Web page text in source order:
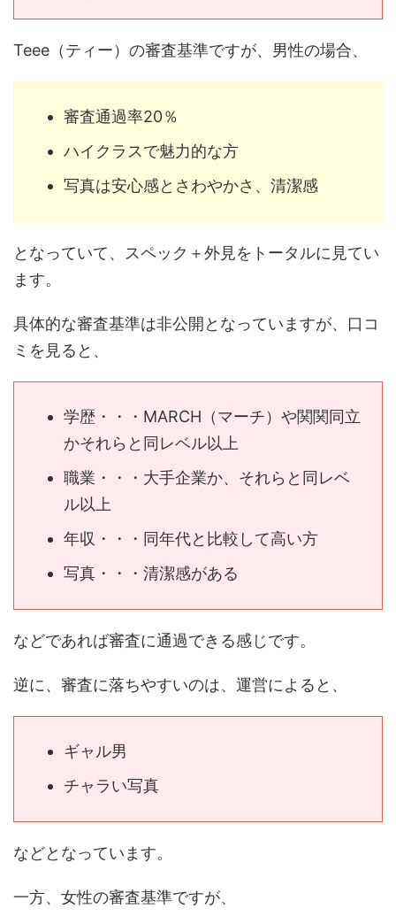
Teee（ティー）の審査基準ですが、男性の場合、
審査通過率20％
ハイクラスで魅力的な方
写真は安心感とさわやかさ、清潔感
となっていて、スペック＋外見をトータルに見てい
ます。
具体的な審査基準は非公開となっていますが、口コ
ミを見ると、
学歴・・・MARCH（マーチ）や関関同立
かそれらと同レベル以上
職業・・・大手企業か、それらと同レベ
ル以上
年収・・・同年代と比較して高い方
写真・・・清潔感がある
などであれば審査に通過できる感じです。
逆に、審査に落ちやすいのは、運営によると、
ギャル男
チャラい写真
などとなっています。
一方、女性の審査基準ですが、